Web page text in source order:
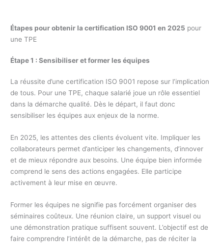
Étapes pour obtenir la certification ISO 9001 en 2025 pour
une TPE
Étape 1 : Sensibiliser et former les équipes
La réussite d’une certification ISO 9001 repose sur l’implication
de tous. Pour une TPE, chaque salarié joue un rôle essentiel
dans la démarche qualité. Dès le départ, il faut donc
sensibiliser les équipes aux enjeux de la norme.
En 2025, les attentes des clients évoluent vite. Impliquer les
collaborateurs permet d’anticiper les changements, d’innover
et de mieux répondre aux besoins. Une équipe bien informée
comprend le sens des actions engagées. Elle participe
activement à leur mise en œuvre.
Former les équipes ne signifie pas forcément organiser des
séminaires coûteux. Une réunion claire, un support visuel ou
une démonstration pratique suffisent souvent. L’objectif est de
faire comprendre l’intérêt de la démarche, pas de réciter la